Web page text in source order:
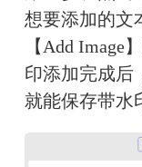
想要添加的文
【Add Image
印添加完成后
就能保存带水